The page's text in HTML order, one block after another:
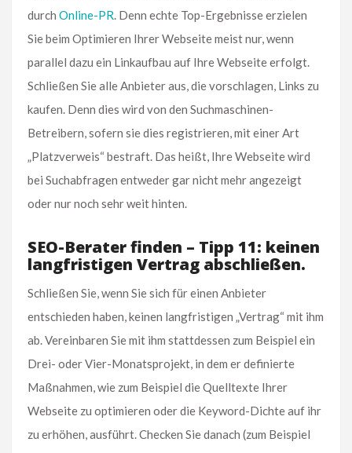
durch Online-PR. Denn echte Top-Ergebnisse erzielen
Sie beim Optimieren Ihrer Webseite meist nur, wenn
parallel dazu ein Linkaufbau auf Ihre Webseite erfolgt.
Schließen Sie alle Anbieter aus, die vorschlagen, Links zu
kaufen. Denn dies wird von den Suchmaschinen-
Betreibern, sofern sie dies registrieren, mit einer Art
„Platzverweis“ bestraft. Das heißt, Ihre Webseite wird
bei Suchabfragen entweder gar nicht mehr angezeigt
oder nur noch sehr weit hinten.
SEO-Berater finden – Tipp 11: keinen
langfristigen Vertrag abschließen.
Schließen Sie, wenn Sie sich für einen Anbieter
entschieden haben, keinen langfristigen „Vertrag“ mit ihm
ab. Vereinbaren Sie mit ihm stattdessen zum Beispiel ein
Drei- oder Vier-Monatsprojekt, in dem er definierte
Maßnahmen, wie zum Beispiel die Quelltexte Ihrer
Webseite zu optimieren oder die Keyword-Dichte auf ihr
zu erhöhen, ausführt. Checken Sie danach (zum Beispiel